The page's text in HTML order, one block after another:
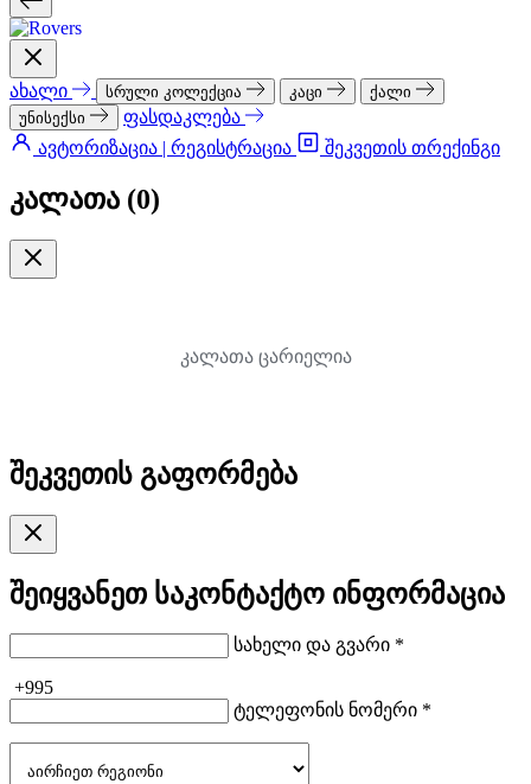
ახალი სრული კოლექცია კაცი
ქალი
უნისექსი
ფასდაკლება
ავტორიზაცია | რეგისტრაცია
შეკვეთის თრექინგი
კალათა (0)
კალათა ცარიელია
შეკვეთის გაფორმება
შეიყვანეთ საკონტაქტო ინფორმაცია
სახელი და გვარი *
+995
ტელეფონის ნომერი *